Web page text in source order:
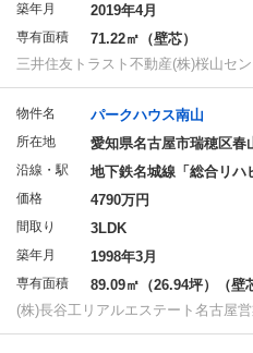
築年月 2019年4月
専有面積
71.22㎡（壁芯）
三井住友トラスト不動産(株)桜山セ
物件名 パークハウス南山
所在地 愛知県名古屋市瑞穂区春
沿線・駅 地下鉄名城線「総合リハ
価格 4790万円
間取り 3LDK
築年月 1998年3月
専有面積
89.09㎡（26.94坪）（壁
(株)長谷工リアルエステート名古屋